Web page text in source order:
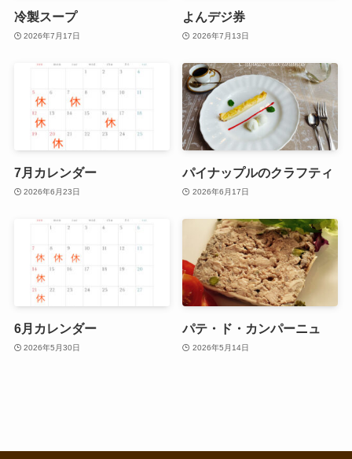
冷製スープ
2026年7月17日
よんデジ券
2026年7月13日
7月カレンダー
2026年6月23日
パイナップルのクラフティ
2026年6月17日
6月カレンダー
2026年5月30日
パテ・ド・カンパーニュ
2026年5月14日